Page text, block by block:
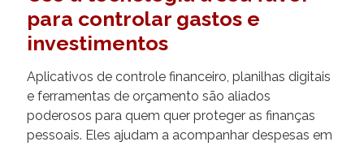
para controlar gastos e
investimentos
Aplicativos de controle financeiro, planilhas digitais
e ferramentas de orçamento são aliados
poderosos para quem quer proteger as finanças
pessoais. Eles ajudam a acompanhar despesas em